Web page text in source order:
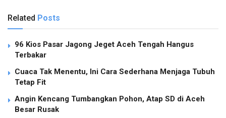
Related Posts
96 Kios Pasar Jagong Jeget Aceh Tengah Hangus
Terbakar
Cuaca Tak Menentu, Ini Cara Sederhana Menjaga Tubuh
Tetap Fit
Angin Kencang Tumbangkan Pohon, Atap SD di Aceh
Besar Rusak